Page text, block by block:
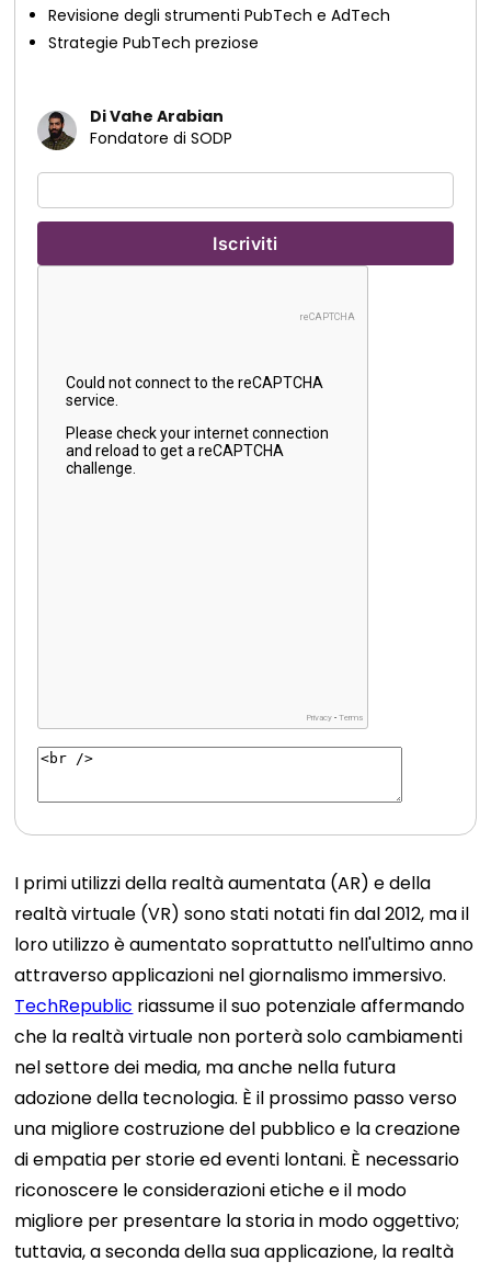
Revisione degli strumenti PubTech e AdTech
Strategie PubTech preziose
Di Vahe Arabian
Fondatore di SODP
I primi utilizzi della realtà aumentata (AR) e della
realtà virtuale (VR) sono stati notati fin dal 2012, ma il
loro utilizzo è aumentato soprattutto nell'ultimo anno
attraverso applicazioni nel giornalismo immersivo.
TechRepublic riassume il suo potenziale affermando
che la realtà virtuale non porterà solo cambiamenti
nel settore dei media, ma anche nella futura
adozione della tecnologia. È il prossimo passo verso
una migliore costruzione del pubblico e la creazione
di empatia per storie ed eventi lontani. È necessario
riconoscere le considerazioni etiche e il modo
migliore per presentare la storia in modo oggettivo;
tuttavia, a seconda della sua applicazione, la realtà